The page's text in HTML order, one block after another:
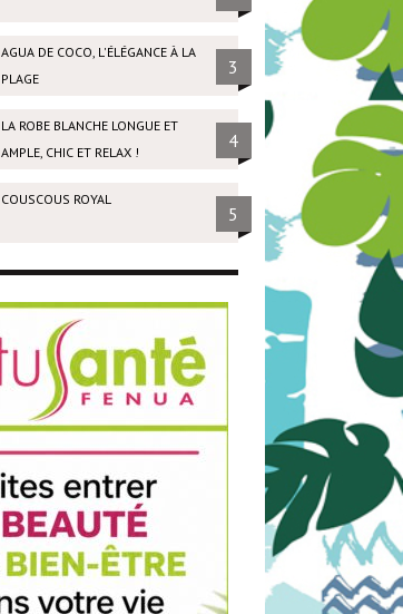
AGUA DE COCO, L'ÉLÉGANCE À LA
PLAGE
3
LA ROBE BLANCHE LONGUE ET
AMPLE, CHIC ET RELAX !
4
COUSCOUS ROYAL
5